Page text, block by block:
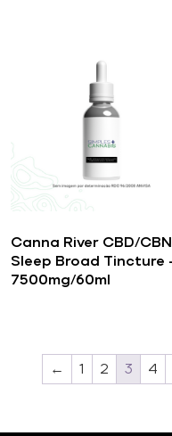
Canna River CBD/CBN
Sleep Broad Tincture
7500mg/60ml
← 1 2 3 4